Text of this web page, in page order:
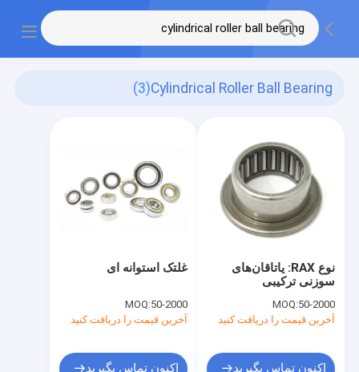
Cylindrical Roller Ball Bearing
(3)
غلتک استوانه ای
MOQ:50-2000
آخرین قیمت را دریافت کنید
اکنون تماس بگیرید
نوع RAX: یاتاقان‌های
سوزنی ترکیبی
MOQ:50-2000
آخرین قیمت را دریافت کنید
اکنون تماس بگیرید